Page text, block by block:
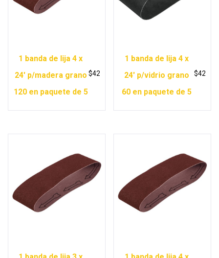
1 banda de lija 4 x
24′ p/madera grano
120 en paquete de 5
$42
1 banda de lija 4 x
24′ p/vidrio grano
60 en paquete de 5
$42